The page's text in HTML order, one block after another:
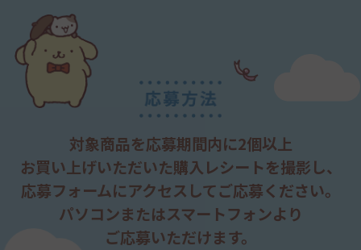
は緊急に行う場合。
③応募者間又は応募者と第三者の間におけるトラブル
等が生じた場合。
④第三者による本キャンペーンのサービスの妨害、情
報改変などによりサービスが中断又は遅延し、何らか
の不具合が生じた場合。
⑤応募者が、当社の推奨する環境以外から本キャン
ペーンに応募したために、応募者が本キャンペーンに関
する情報を完全に取得できない場合。
⑥本キャンペーンに関して提供する情報が誤送信され
るか、又は本キャンペーンに関するサイトに不具合が
あった場合。
⑦その他上記各号に類似する事象が発生した場合。
なお、当社の責に帰すべき事由により応募者が損害を
被った場合の当社の賠償責任は、当該損害に関係する
対象商品を応募期間内に2個以上
お買い上げいただいた購入レシートを撮影し、
応募フォームにアクセスしてご応募ください。
パソコンまたはスマートフォンより
ご応募いただけます。